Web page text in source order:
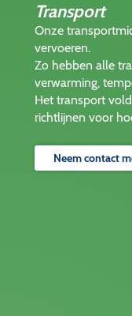
Transport
Onze
vervoeren.
Zo hebben alle
verwarming,
Het transport
richtlijnen voor
Neem contact